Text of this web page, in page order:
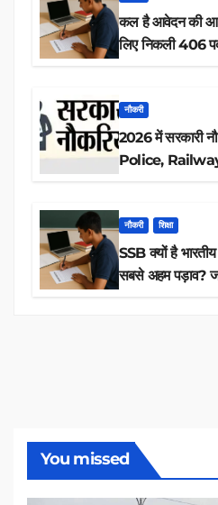
कल है आवेदन की
लिए निकली 406
नौकरी
2026 में सरकारी
Police,
नौकरी शिक्षा
SSB क्यों है
सबसे अहम पड़ाव?
You missed